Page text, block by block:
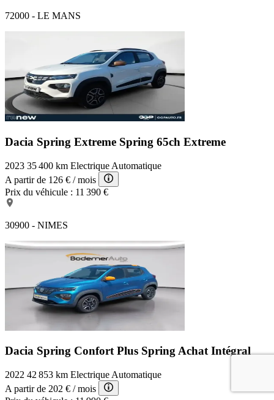
72000 - LE MANS
Dacia Spring Extreme Spring 65ch Extreme
2023 35 400 km Electrique Automatique
A partir de 126 € / mois
Prix du véhicule : 11 390 €
30900 - NIMES
Dacia Spring Confort Plus Spring Achat Intégral
2022 42 853 km Electrique Automatique
A partir de 202 € / mois